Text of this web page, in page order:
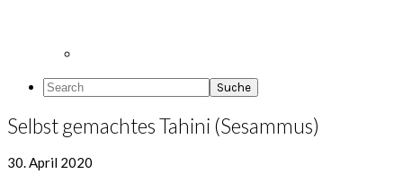
Search
Selbst gemachtes Tahini (Sesammus)
30. April 2020